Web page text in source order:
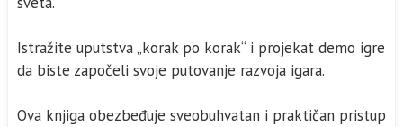
Istražite uputstva „korak po korak“ i projekat demo igre
da biste započeli svoje putovanje razvoja igara.
Ova knjiga obezbeđuje sveobuhvatan i praktičan pristup